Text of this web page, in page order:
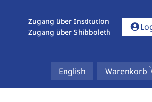
Zugang über Institution
Zugang über Shibboleth
account_circle
English Warenkorb